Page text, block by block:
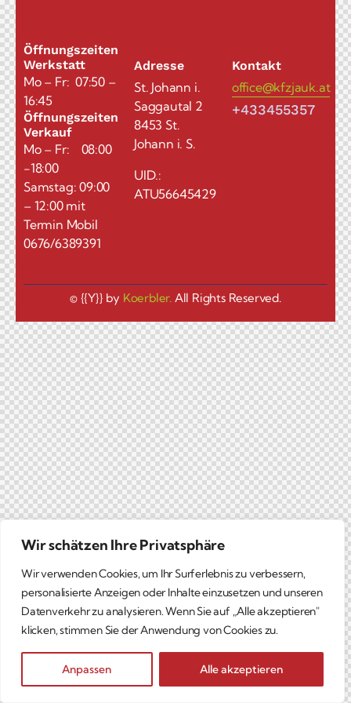
Wir schätzen Ihre Privatsphäre
Wir verwenden Cookies, um Ihr Surferlebnis zu verbessern,
personalisierte Anzeigen oder Inhalte einzusetzen und unseren
Datenverkehr zu analysieren. Wenn Sie auf „Alle akzeptieren"
klicken, stimmen Sie der Anwendung von Cookies zu.
Anpassen Alle akzeptieren
Öffnungszeiten
Werkstatt
Mo – Fr: 07:50 –
16:45
Öffnungszeiten
Verkauf
Mo – Fr: 08:00
-18:00
Samstag: 09:00
– 12:00 mit
Termin Mobil
0676/6389391
Adresse
St. Johann i.
Saggautal 2
8453 St.
Johann i. S.
UID.:
ATU56645429
Kontakt
office@kfzjauk.at
+433455357
© {{Y}} by Koerbler. All Rights Reserved.